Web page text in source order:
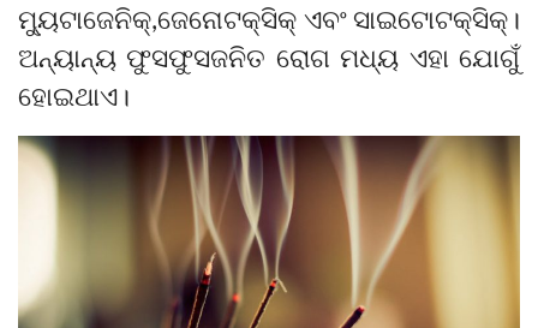
ମ୍ୟୁଟାଜେନିକ୍,ଜେନୋଟକ୍ସିକ୍ ଏବଂ ସାଇଟୋଟକ୍ସିକ୍।
ଅନ୍ୟାନ୍ୟ ଫୁସଫୁସଜନିତ ରୋଗ ମଧ୍ୟ ଏହା ଯୋଗୁଁ
ହୋଇଥାଏ।